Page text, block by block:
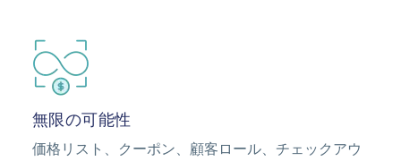
Image
無限の可能性
価格リスト、クーポン、顧客ロール、チェックアウ